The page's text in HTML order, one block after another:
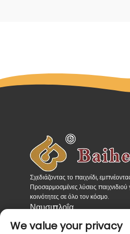
Σχεδιάζοντας το παιχνίδι,
Προσαρμοσμένες λύσεις παιχνιδιού
κοινότητες σε όλο τον κόσμο.
Ναυσιπλοΐα
Κατηγορίες Προϊόντων
We value your privacy